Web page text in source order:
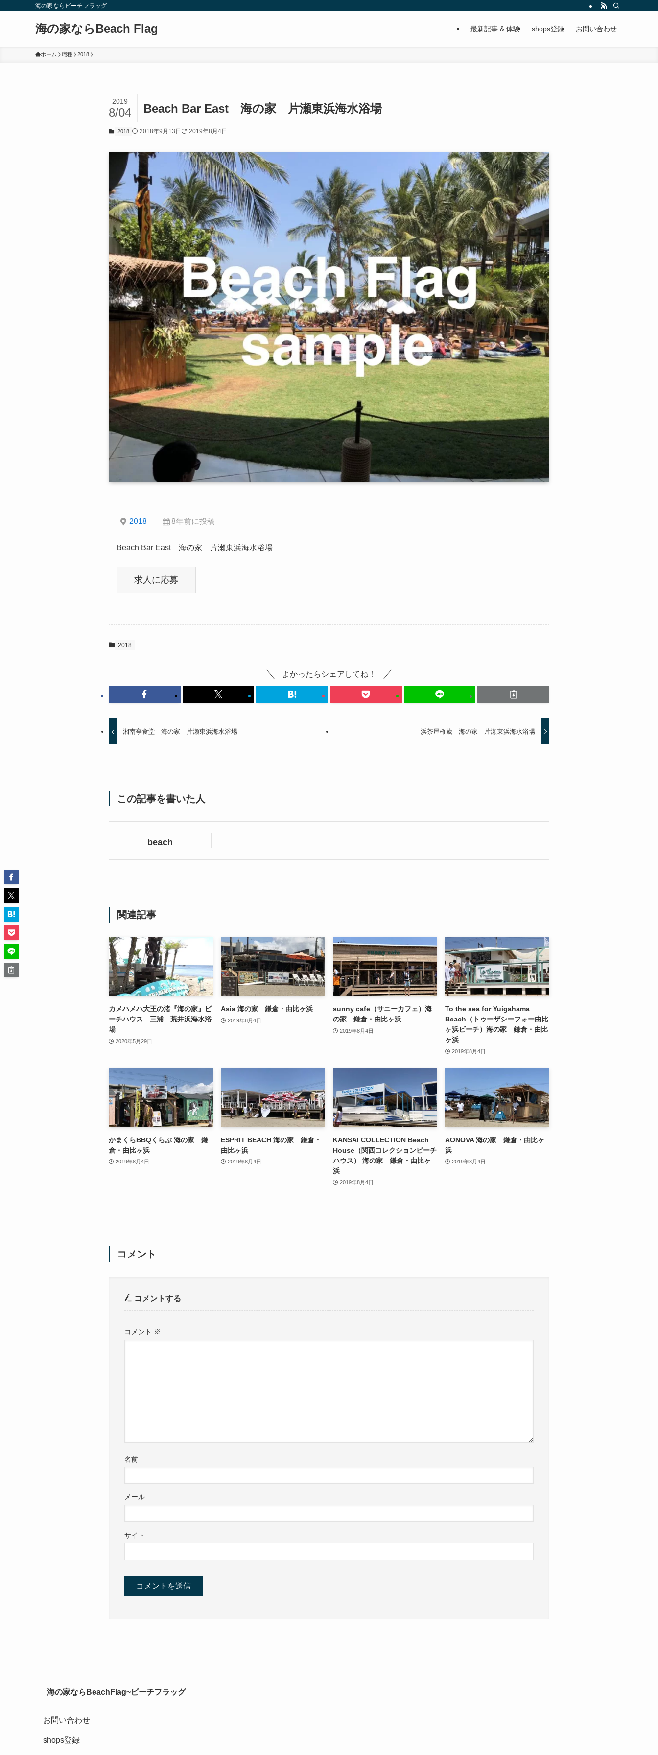
海の家ならビーチフラッグ
海の家ならBeach Flag 最新記事 & 体験 shops登録 お問い合わせ
ホーム 職種 2018
Beach Bar East 海の家 片瀬東浜海水浴場
2019
8/04
2018 2018年9月13日 2019年8月4日
2018 8年前に投稿
Beach Bar East 海の家 片瀬東浜海水浴場
2018
よかったらシェアしてね！
湘南亭食堂 海の家 片瀬東浜海水浴場 浜茶屋権蔵 海の家 片瀬東浜海水浴場
この記事を書いた人
beach
関連記事
カメハメハ大王の渚『海の家』ビ
ーチハウス 三浦 荒井浜海水浴
場
2020年5月29日
Asia 海の家 鎌倉・由比ヶ浜
2019年8月4日
sunny cafe（サニーカフェ）海
の家 鎌倉・由比ヶ浜
2019年8月4日
To the sea for Yuigahama
Beach（トゥーザシーフォー由比
ヶ浜ビーチ）海の家 鎌倉・由比
ヶ浜
2019年8月4日
かまくらBBQくらぶ 海の家 鎌
倉・由比ヶ浜
2019年8月4日
ESPRIT BEACH 海の家 鎌倉・
由比ヶ浜
2019年8月4日
KANSAI COLLECTION Beach
House（関西コレクションビーチ
ハウス） 海の家 鎌倉・由比ヶ
浜
2019年8月4日
AONOVA 海の家 鎌倉・由比ヶ
浜
2019年8月4日
コメント
コメントする
コメント ※
名前
メール
サイト
海の家ならBeachFlag~ビーチフラッグ
お問い合わせ
shops登録